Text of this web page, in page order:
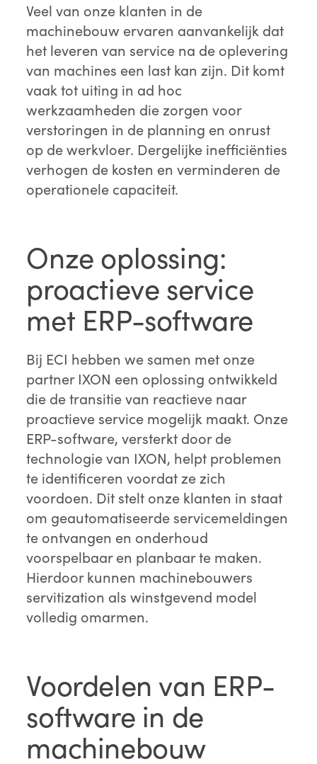
Veel van onze klanten in de
machinebouw ervaren aanvankelijk dat
het leveren van service na de oplevering
van machines een last kan zijn. Dit komt
vaak tot uiting in ad hoc
werkzaamheden die zorgen voor
verstoringen in de planning en onrust
op de werkvloer. Dergelijke inefficiënties
verhogen de kosten en verminderen de
operationele capaciteit.
Onze oplossing:
proactieve service
met ERP-software
Bij ECI hebben we samen met onze
partner IXON een oplossing ontwikkeld
die de transitie van reactieve naar
proactieve service mogelijk maakt. Onze
ERP-software, versterkt door de
technologie van IXON, helpt problemen
te identificeren voordat ze zich
voordoen. Dit stelt onze klanten in staat
om geautomatiseerde servicemeldingen
te ontvangen en onderhoud
voorspelbaar en planbaar te maken.
Hierdoor kunnen machinebouwers
servitization als winstgevend model
volledig omarmen.
Voordelen van ERP-
software in de
machinebouw